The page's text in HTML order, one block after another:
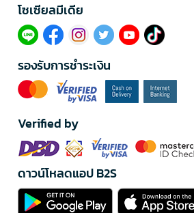
โซเซียลมีเดีย​
รองรับการชำระเงิน
Verified by
ดาวน์โหลดแอป B2S